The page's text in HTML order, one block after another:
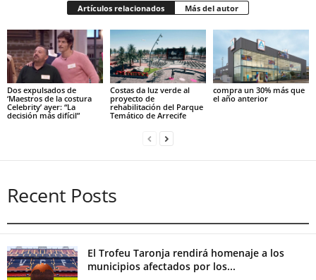
Artículos relacionados Más del autor
Dos expulsados de
‘Maestros de la costura
Celebrity’ ayer: “La
decisión más difícil”
Costas da luz verde al
proyecto de
rehabilitación del Parque
Temático de Arrecife
compra un 30% más que
el año anterior
Recent Posts
El Trofeu Taronja rendirá homenaje a los
municipios afectados por los...